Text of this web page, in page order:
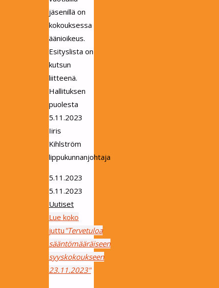
jäsenillä on
kokouksessa
äänioikeus.
Esityslista on
kutsun
liitteenä.
Hallituksen
puolesta
5.11.2023
Iiris
Kihlström
lippukunnanjohtaja
5.11.2023
5.11.2023
Uutiset
Lue koko
juttu "Tervetuloa
sääntömääräiseen
syyskokoukseen
23.11.2023"